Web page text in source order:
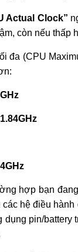
Actual Clock”
còn nếu thấp
đa (CPU
hợp bạn
hệ điều
dụng pin/battery